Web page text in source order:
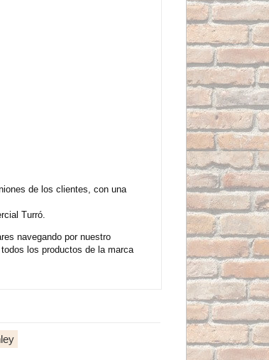
de los clientes, con una
Turró.
navegando por nuestro
los productos de la marca